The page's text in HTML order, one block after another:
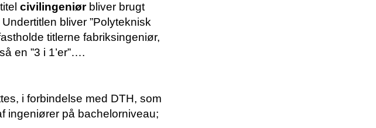
civilingeniør bliver brugt
bliver ”Polyteknisk
titlerne fabriksingeniør,
en ”3 i 1’er”….
i forbindelse med DTH, som
ingeniører på bachelorniveau;